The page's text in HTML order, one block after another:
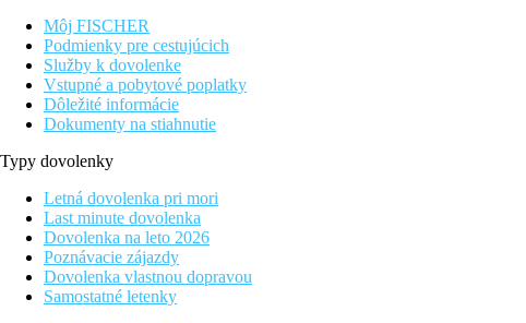
Môj FISCHER
Podmienky pre cestujúcich
Služby k dovolenke
Vstupné a pobytové poplatky
Dôležité informácie
Dokumenty na stiahnutie
Typy dovolenky
Letná dovolenka pri mori
Last minute dovolenka
Dovolenka na leto 2026
Poznávacie zájazdy
Dovolenka vlastnou dopravou
Samostatné letenky